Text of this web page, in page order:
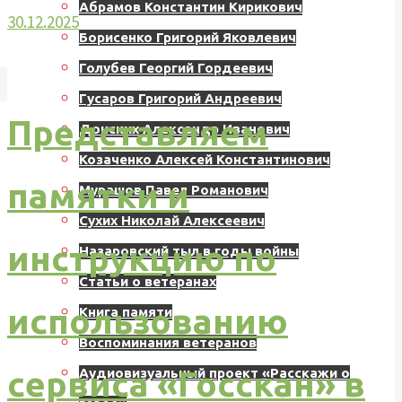
Абрамов Константин Кирикович
Борисенко Григорий Яковлевич
Голубев Георгий Гордеевич
Гусаров Григорий Андреевич
Донских Александр Иванович
Козаченко Алексей Константинович
Мурашов Павел Романович
Сухих Николай Алексеевич
Назаровский тыл в годы войны
Статьи о ветеранах
Книга памяти
Воспоминания ветеранов
Аудиовизуальный проект «Расскажи о
30.12.2025
Представляем
памятки и
инструкцию по
использованию
сервиса «Госскан» в